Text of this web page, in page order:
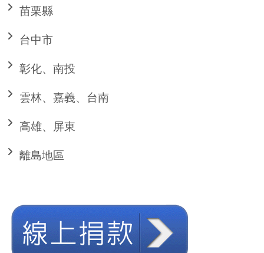
苗栗縣
台中市
彰化、南投
雲林、嘉義、台南
高雄、屏東
離島地區